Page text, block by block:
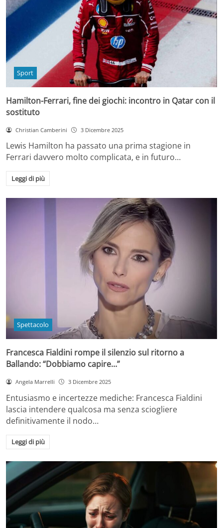
Sport
Hamilton-Ferrari, fine dei giochi: incontro in Qatar con il
sostituto
Christian Camberini 3 Dicembre 2025
Lewis Hamilton ha passato una prima stagione in
Ferrari davvero molto complicata, e in futuro…
Leggi di più
Spettacolo
Francesca Fialdini rompe il silenzio sul ritorno a
Ballando: “Dobbiamo capire…”
Angela Marrelli 3 Dicembre 2025
Entusiasmo e incertezze mediche: Francesca Fialdini
lascia intendere qualcosa ma senza sciogliere
definitivamente il nodo…
Leggi di più